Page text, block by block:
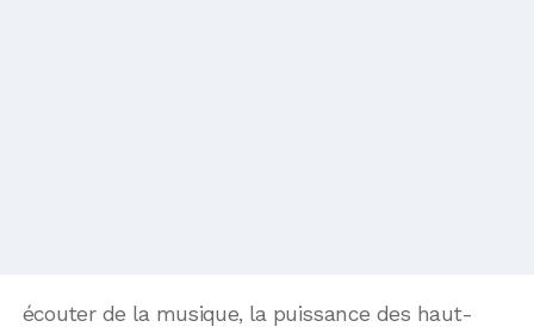
écouter de la musique, la puissance des haut-